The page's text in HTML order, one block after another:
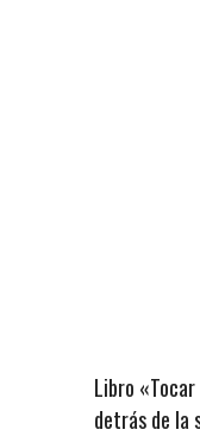
Libro
detrás de la